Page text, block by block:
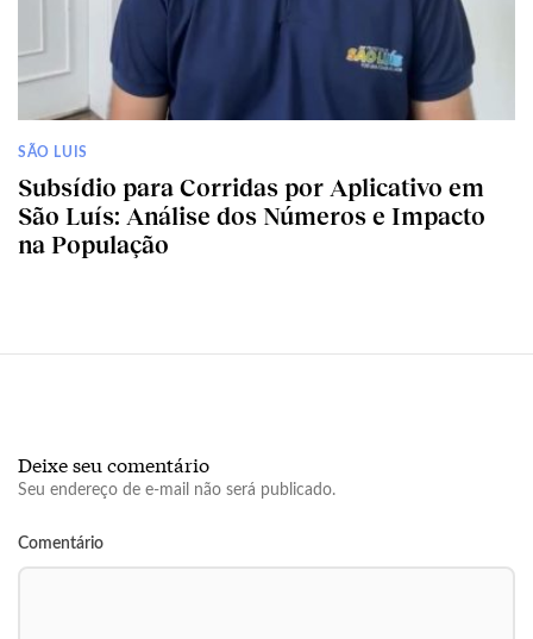
SÃO LUIS
Subsídio para Corridas por Aplicativo em
São Luís: Análise dos Números e Impacto
na População
Deixe seu comentário
Seu endereço de e-mail não será publicado.
Comentário